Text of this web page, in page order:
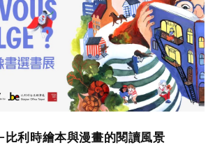
利時繪本與漫畫的閱讀風景